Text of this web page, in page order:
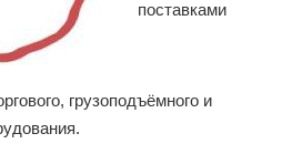
поставками
грузоподъёмного и